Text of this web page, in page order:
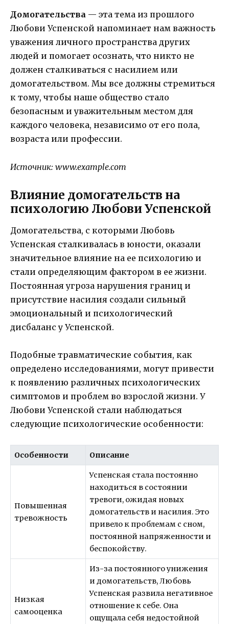
Домогательства — эта тема из прошлого
Любови Успенской напоминает нам важность
уважения личного пространства других
людей и помогает осознать, что никто не
должен сталкиваться с насилием или
домогательством. Мы все должны стремиться
к тому, чтобы наше общество стало
безопасным и уважительным местом для
каждого человека, независимо от его пола,
возраста или профессии.
Источник: www.example.com
Влияние домогательств на
психологию Любови Успенской
Домогательства, с которыми Любовь
Успенская сталкивалась в юности, оказали
значительное влияние на ее психологию и
стали определяющим фактором в ее жизни.
Постоянная угроза нарушения границ и
присутствие насилия создали сильный
эмоциональный и психологический
дисбаланс у Успенской.
Подобные травматические события, как
определено исследованиями, могут привести
к появлению различных психологических
симптомов и проблем во взрослой жизни. У
Любови Успенской стали наблюдаться
следующие психологические особенности:
Особенности Описание
Повышенная
тревожность
Успенская стала постоянно
находиться в состоянии
тревоги, ожидая новых
домогательств и насилия. Это
привело к проблемам с сном,
постоянной напряженности и
беспокойству.
Низкая
самооценка
Из-за постоянного унижения
и домогательств, Любовь
Успенская развила негативное
отношение к себе. Она
ощущала себя недостойной